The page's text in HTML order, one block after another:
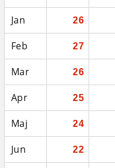
Jan 26
Feb 27
Mar 26
Apr 25
Maj 24
Jun 22